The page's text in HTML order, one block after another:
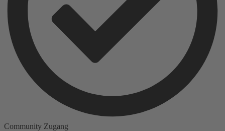
Community Zugang